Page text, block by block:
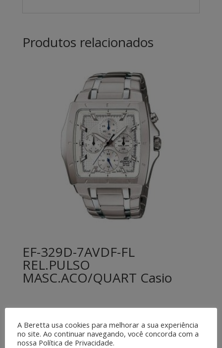
Produtos relacionados
EF-329D-7AVDF-FL
REL.PULSO
MASC.ACO/QUART Casio
A Beretta usa cookies para melhorar a sua experiência
no site. Ao continuar navegando, você concorda com a
nossa Política de Privacidade.